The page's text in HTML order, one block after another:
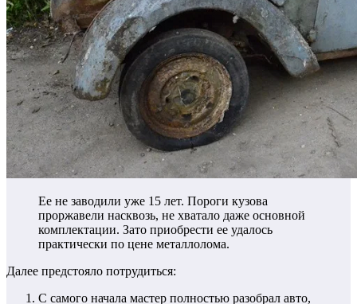
Ее не заводили уже 15 лет. Пороги кузова
проржавели насквозь, не хватало даже основной
комплектации. Зато приобрести ее удалось
практически по цене металлолома.
Далее предстояло потрудиться:
С самого начала мастер полностью разобрал авто,